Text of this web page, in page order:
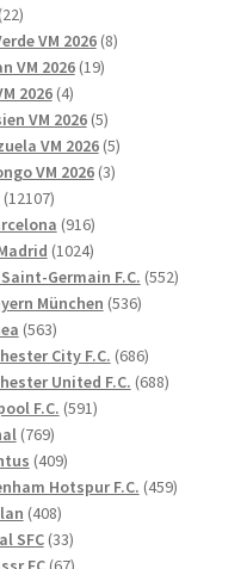
2222
produkter
VM 2026 88
VM 2026 1919
2026 44
produkter
VM 2026 55
produkter
VM 2026 55
produkter
VM 2026 33
1210712107
produkter
916916
produkter
10241024
produkter
Germain F.C. 552552
München 536536
563563
produkter
City F.C. 686686
produkter
United F.C. 688688
F.C. 591591
769769
produkter
409409
produkter
Hotspur F.C. 459459
408408
produkter
SFC 3333
produkter
67